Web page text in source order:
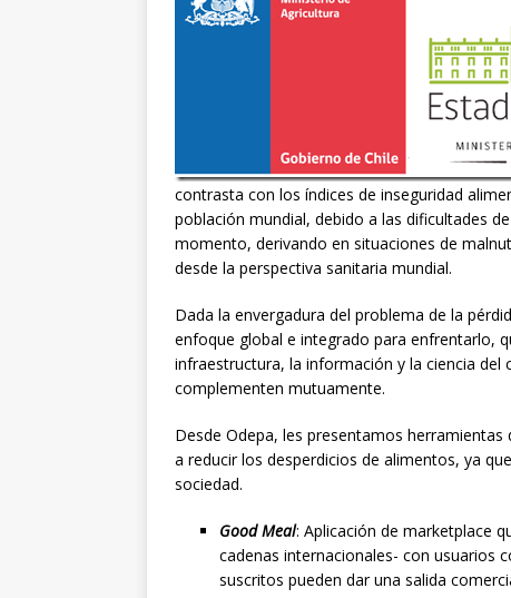
contrasta con los índices de inseguridad
población mundial, debido a las dificultades
momento, derivando en situaciones de
desde la perspectiva sanitaria mundial.
Dada la envergadura del problema de la
enfoque global e integrado para enfrentarlo,
infraestructura, la información y la ciencia
complementen mutuamente.
Desde Odepa, les presentamos
a reducir los desperdicios de alimentos, ya
sociedad.
Good Meal: Aplicación de marketplace
cadenas internacionales- con usuarios
suscritos pueden dar una salida